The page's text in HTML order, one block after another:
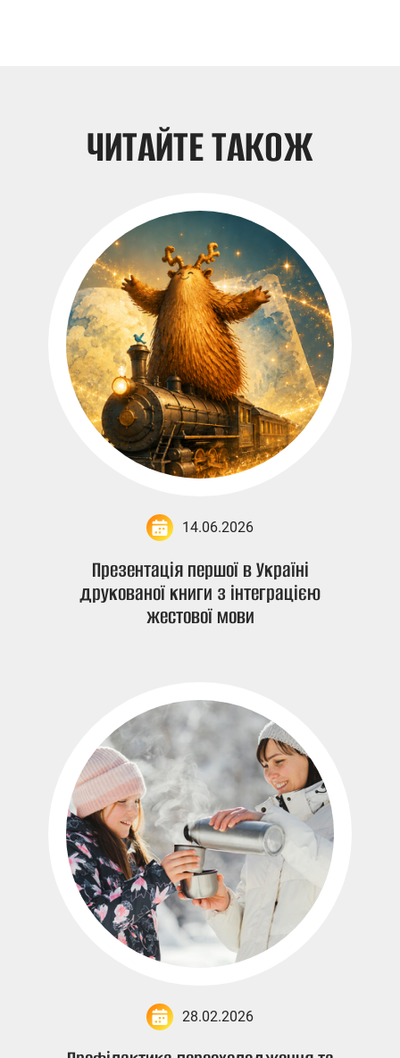
ЧИТАЙТЕ ТАКОЖ
14.06.2026
Презентація першої в Україні
друкованої книги з інтеграцією
жестової мови
28.02.2026